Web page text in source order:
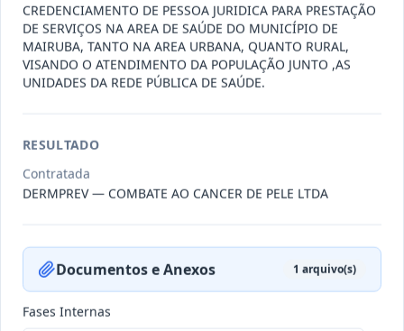
Termo
Inicial
Situação : Encerrado Data: 04/08/2026 Ver detalhes
010-
2023
Termo
Inicial
Constitui o objeto do presente
009-
Contratação de pessoa jurídica para
CREDENCIAMENTO DE PESSOA JURIDICA PARA PRESTAÇÃO
DE SERVIÇOS NA AREA DE SAÚDE DO MUNICÍPIO DE
MAIRUBA, TANTO NA AREA URBANA, QUANTO RURAL,
VISANDO O ATENDIMENTO DA POPULAÇÃO JUNTO ,AS
UNIDADES DA REDE PÚBLICA DE SAÚDE.
RESULTADO
Contratada
DERMPREV — COMBATE AO CANCER DE PELE LTDA
Documentos e Anexos 1 arquivo(s)
Fases Internas